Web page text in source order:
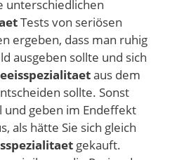
unterschiedlichen
Tests von seriösen
ergeben, dass man ruhig
ausgeben sollte und sich
aus dem
sollte. Sonst
und geben im Endeffekt
als hätte Sie sich gleich
gekauft.